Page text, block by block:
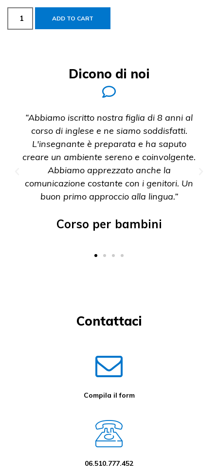
ADD TO CART
Dicono di noi
“Abbiamo iscritto nostra figlia di 8 anni al
corso di inglese e ne siamo soddisfatti.
L'insegnante è preparata e ha saputo
creare un ambiente sereno e coinvolgente.
Abbiamo apprezzato anche la
comunicazione costante con i genitori. Un
buon primo approccio alla lingua.”
Corso per bambini
Contattaci
Compila il form
06.510.777.452